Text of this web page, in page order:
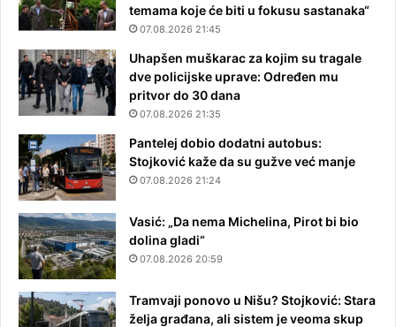
temama koje će biti u fokusu sastanaka“
07.08.2026 21:45
Uhapšen muškarac za kojim su tragale
dve policijske uprave: Određen mu
pritvor do 30 dana
07.08.2026 21:35
Pantelej dobio dodatni autobus:
Stojković kaže da su gužve već manje
07.08.2026 21:24
Vasić: „Da nema Michelina, Pirot bi bio
dolina gladi“
07.08.2026 20:59
Tramvaji ponovo u Nišu? Stojković: Stara
želja građana, ali sistem je veoma skup